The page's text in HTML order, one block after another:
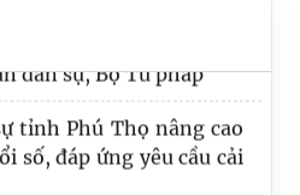
TW về thi hành Điều lệ
hiện
lý Thi hành án dân sự và
công tác cán bộ tại Cục
dân sự, Bộ Tư pháp
số, đáp ứng yêu cầu cải